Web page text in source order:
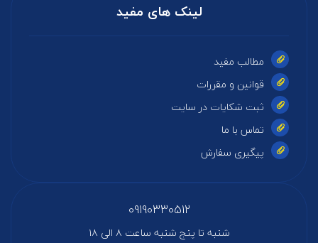
لینک های مفید
مطالب مفید
قوانین و مقررات
ثبت شکایات در سایت
تماس با ما
پیگیری سفارش
09190330512
شنبه تا پنج شنبه ساعت ۸ الی ۱۸